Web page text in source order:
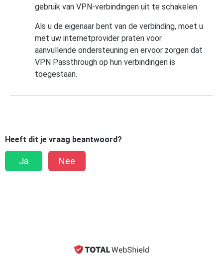
gebruik van VPN-verbindingen uit te schakelen.
Als u de eigenaar bent van de verbinding, moet u
met uw internetprovider praten voor
aanvullende ondersteuning en ervoor zorgen dat
VPN Passthrough op hun verbindingen is
toegestaan.
Heeft dit je vraag beantwoord?
Ja Nee